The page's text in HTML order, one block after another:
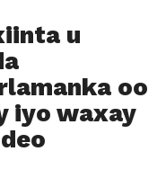
u
oo
iyo waxay